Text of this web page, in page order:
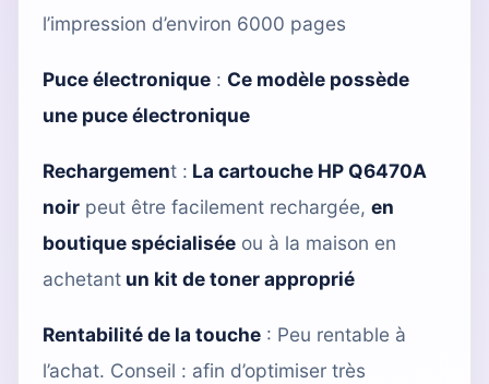
l’impression d’environ 6000 pages
Puce électronique : Ce modèle possède
une puce électronique
Rechargement : La cartouche HP Q6470A
noir peut être facilement rechargée, en
boutique spécialisée ou à la maison en
achetant un kit de toner approprié
Rentabilité de la touche : Peu rentable à
l’achat. Conseil : afin d’optimiser très